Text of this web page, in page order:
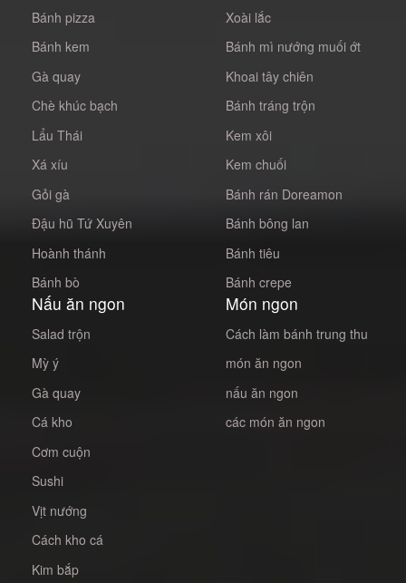
Bánh pizza
Bánh kem
Gà quay
Chè khúc bạch
Lẩu Thái
Xá xíu
Gỏi gà
Đậu hũ Tứ Xuyên
Hoành thánh
Bánh bò
Xoài lắc
Bánh mì nướng muối ớt
Khoai tây chiên
Bánh tráng trộn
Kem xôi
Kem chuối
Bánh rán Doreamon
Bánh bông lan
Bánh tiêu
Bánh crepe
Nấu ăn ngon
Salad trộn
Mỳ ý
Gà quay
Cá kho
Cơm cuộn
Sushi
Vịt nướng
Cách kho cá
Kim bắp
Món ngon
Cách làm bánh trung thu
món ăn ngon
nấu ăn ngon
các món ăn ngon